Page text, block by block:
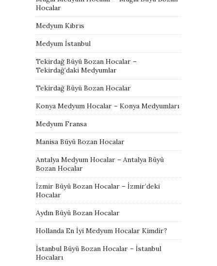
Hocalar
Medyum Kıbrıs
Medyum İstanbul
Tekirdağ Büyü Bozan Hocalar –
Tekirdağ’daki Medyumlar
Tekirdağ Büyü Bozan Hocalar
Konya Medyum Hocalar – Konya Medyumları
Medyum Fransa
Manisa Büyü Bozan Hocalar
Antalya Medyum Hocalar – Antalya Büyü
Bozan Hocalar
İzmir Büyü Bozan Hocalar – İzmir’deki
Hocalar
Aydın Büyü Bozan Hocalar
Hollanda En İyi Medyum Hocalar Kimdir?
İstanbul Büyü Bozan Hocalar – İstanbul
Hocaları